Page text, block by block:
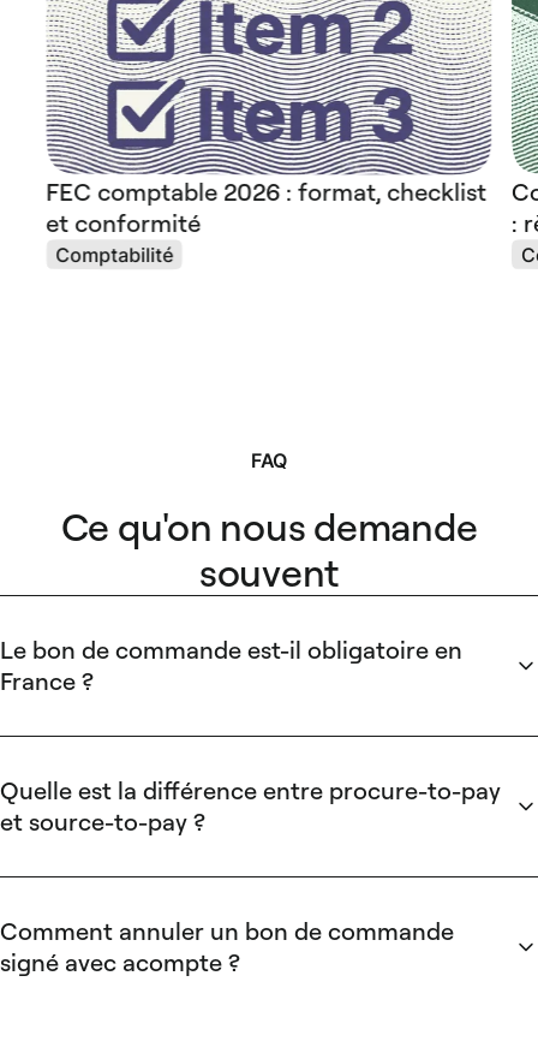
FEC comptable 2026 : format, checklist
et conformité
Comptabilité
:
FAQ
Ce qu'on nous demande
souvent
Le bon de commande est-il obligatoire en
France ?
pleine et engage juridiquement les deux parties (articles
indispensable en pratique : preuve des conditions
convenues, alimentation de la piste d'audit FEC et base du
Quelle est la différence entre procure-to-pay
et source-to-pay ?
demande d'achat au paiement. Le source-to-pay ajoute en
fournisseurs, qualification, négociation tarifaire, gestion
contractuelle. Pour une PME de 50 à 500 employés, le
Comment annuler un bon de commande
signé avec acompte ?